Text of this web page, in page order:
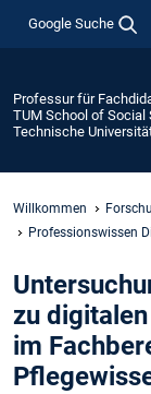
Google Suche
Professur für
TUM School of Social
Technische
Willkommen
Professionswissen
zu
im